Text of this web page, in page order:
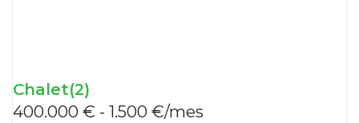
Chalet(2)
400.000 € - 1.500 €/mes